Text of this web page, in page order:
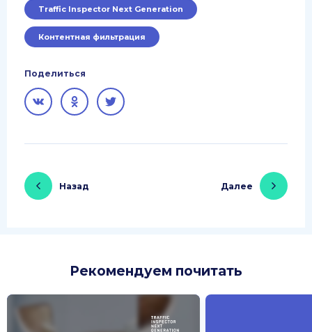
Traffic Inspector Next Generation
Контентная фильтрация
Поделиться
Назад Далее
Рекомендуем почитать